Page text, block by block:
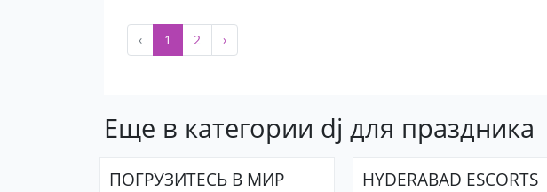
‹ 1 2 ›
Еще в категории dj для праздника
ПОГРУЗИТЕСЬ В МИР
HYDERABAD ESCORTS